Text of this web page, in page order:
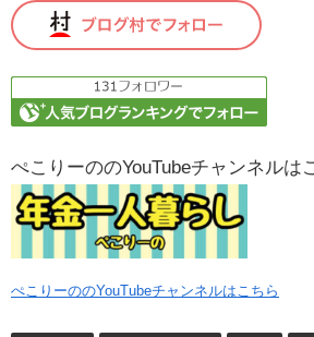
ぺこりーののYouTubeチャンネルは
ぺこりーののYouTubeチャンネルはこちら